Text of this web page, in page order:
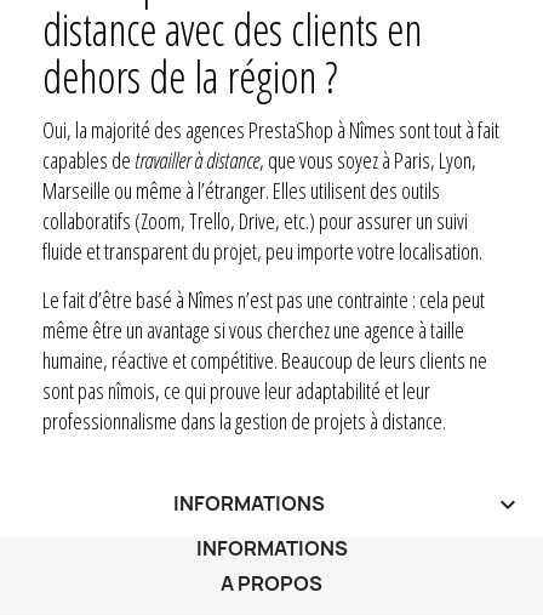
distance avec des clients en
dehors de la région ?
Oui, la majorité des agences PrestaShop à Nîmes sont tout à fait
capables detravailler à distance, que vous soyez à Paris, Lyon,
Marseille ou même à l’étranger. Elles utilisent des outils
collaboratifs (Zoom, Trello, Drive, etc.) pour assurer un suivi
fluide et transparent du projet, peu importe votre localisation.
Le fait d’être basé à Nîmes n’est pas une contrainte : cela peut
même être un avantage si vous cherchez une agence à taille
humaine, réactive et compétitive. Beaucoup de leurs clients ne
sont pas nîmois, ce qui prouve leur adaptabilité et leur
professionnalisme dans la gestion de projets à distance.
INFORMATIONS keyboard_arrow_down
INFORMATIONS
A PROPOS